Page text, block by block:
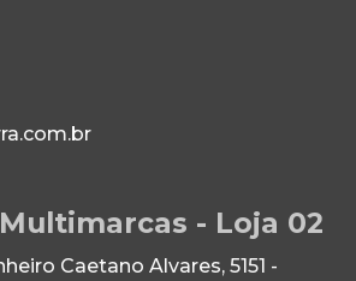
- Loja 02
Caetano Alvares, 5151 -